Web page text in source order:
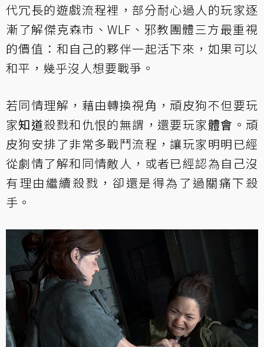
代冗長的遊戲流程裡，部分耐心過人的玩家逐
漸了解傑克森市、WLF、邪教團體三方最重視
的價值：和自己的夥伴一起活下來，如果可以
和平，幾乎沒人想要戰爭。
若同情理解，藉由轉換視角，頑皮狗不但要玩
家知道殺戮和仇恨的無謂，還要玩家體會 。頑
皮狗安排了非常多戰鬥流程，讓玩家明明已經
從劇情了解和同情敵人，或者已經認為自己沒
有理由繼續殺戮，卻還是得為了過關痛下殺
手。